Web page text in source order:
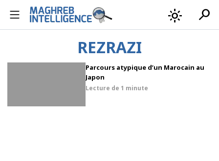
light_mode search
REZRAZI
Parcours atypique d’un Marocain au
Japon
Lecture de 1 minute